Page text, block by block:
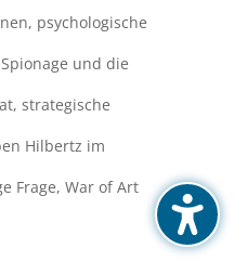
, psychologische
Spionage und die
, strategische
Hilbertz im
Frage, War of Art